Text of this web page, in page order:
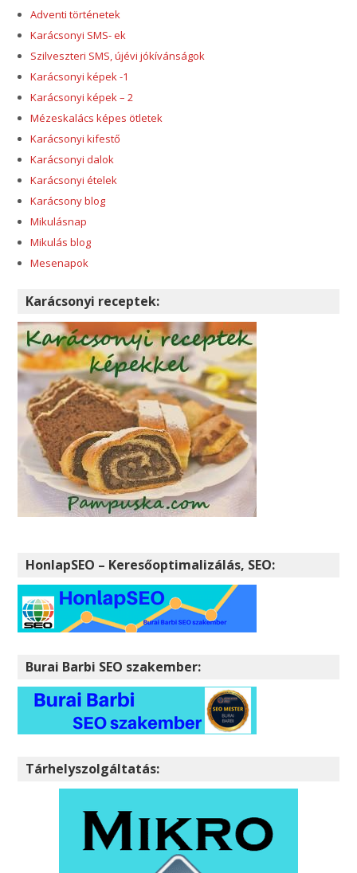
Adventi történetek
Karácsonyi SMS- ek
Szilveszteri SMS, újévi jókívánságok
Karácsonyi képek -1
Karácsonyi képek – 2
Mézeskalács képes ötletek
Karácsonyi kifestő
Karácsonyi dalok
Karácsonyi ételek
Karácsony blog
Mikulásnap
Mikulás blog
Mesenapok
Karácsonyi receptek:
HonlapSEO – Keresőoptimalizálás, SEO:
Burai Barbi SEO szakember:
Tárhelyszolgáltatás: